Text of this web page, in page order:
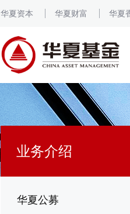
华夏资本 华夏财富 华夏
业务介绍
华夏公募